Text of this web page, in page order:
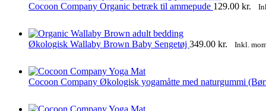
Cocoon Company Organic betræk til ammepude 129.00 kr.
Økologisk Wallaby Brown Baby Sengetøj 349.00 kr. Inkl.
Cocoon Company Økologisk yogamåtte med naturgummi